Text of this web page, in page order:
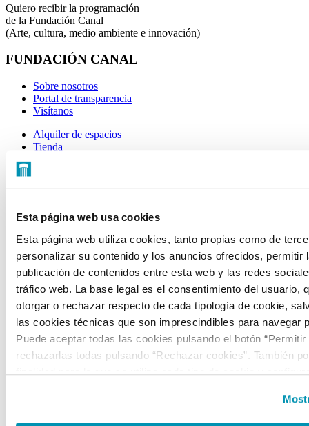
Esta página web usa cookies
Esta página web utiliza cookies, tanto propias como de
personalizar su contenido y los anuncios ofrecidos, permitir
publicación de contenidos entre esta web y las redes
tráfico web. La base legal es el consentimiento del usuario,
otorgar o rechazar respecto de cada tipología de cookie,
las cookies técnicas que son imprescindibles para navegar
Puede aceptar todas las cookies pulsando el botón “Permitir
rechazarlas todas pulsando “Rechazar cookies”. También
finalidad para la que se utiliza cada tipo de cookie y
la web, responsable del tratamiento de las cookies, y sus
accesibles en elAviso Legal. Puede obtener más
Quiero recibir la programación
de la Fundación Canal
(Arte, cultura, medio ambiente e innovación)
FUNDACIÓN CANAL
Sobre nosotros
Portal de transparencia
Visítanos
Alquiler de espacios
Tienda
CONTACTO
28036 Madrid
+34 91 545 15 01
Email: info@fundacioncanal.es
HORARIOS
Oficina:de lunes a viernes de 9 a 18 h.
EXPOSICIONES
Sala Mateo Inurria 2: